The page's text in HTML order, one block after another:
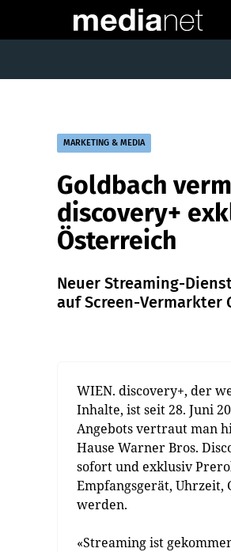
MARKETING & MEDIA
Goldbach
discovery+
Österreich
Neuer Streaming-
auf Screen-Vermarkter
WIEN. discovery+, der
Inhalte, ist seit 28. Juni
Angebots vertraut man
Hause Warner Bros.
sofort und exklusiv
Empfangsgerät, Uhrzeit,
werden.
«Streaming ist